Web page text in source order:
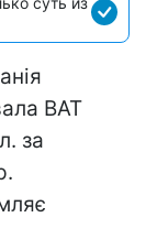
ВАТ
за